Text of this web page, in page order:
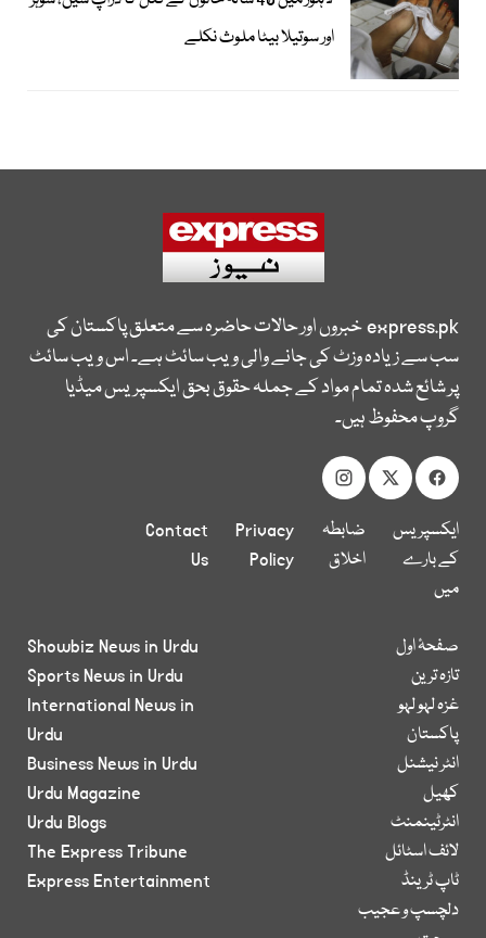
اور سوتیلا بیٹا ملوث نکلے
express.pkخبروں اور حالات حاضرہ سے متعلق پاکستان کی
سب سے زیادہ وزٹ کی جانے والی ویب سائٹ ہے۔ اس ویب سائٹ
پر شائع شدہ تمام مواد کے جملہ حقوق بحق ایکسپریس میڈیا
گروپ محفوظ ہیں۔
ایکسپریس
کے بارے
میں
ضابطہ
اخلاق
Privacy
Policy
Contact
Us
صفحۂ اول
تازہ ترین
غزہ لہو لہو
پاکستان
انٹر نیشنل
کھیل
انٹرٹینمنٹ
لائف اسٹائل
ٹاپ ٹرینڈ
دلچسپ و عجیب
Showbiz News in Urdu
Sports News in Urdu
International News in
Urdu
Business News in Urdu
Urdu Magazine
Urdu Blogs
The Express Tribune
Express Entertainment